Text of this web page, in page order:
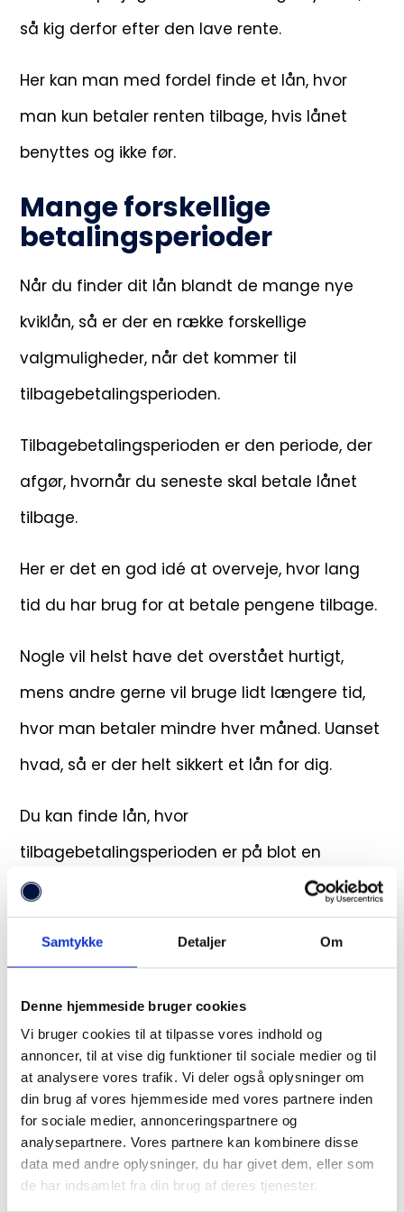
Samtykke Detaljer Om
Denne hjemmeside bruger cookies
Vi bruger cookies til at tilpasse vores indhold og
annoncer, til at vise dig funktioner til sociale medier og til
at analysere vores trafik. Vi deler også oplysninger om
din brug af vores hjemmeside med vores partnere inden
for sociale medier, annonceringspartnere og
analysepartnere. Vores partnere kan kombinere disse
data med andre oplysninger, du har givet dem, eller som
de har indsamlet fra din brug af deres tjenester.
så kig derfor efter den lave rente.
Her kan man med fordel finde et lån, hvor
man kun betaler renten tilbage, hvis lånet
benyttes og ikke før.
Mange forskellige
betalingsperioder
Når du finder dit lån blandt de mange nye
kviklån, så er der en række forskellige
valgmuligheder, når det kommer til
tilbagebetalingsperioden.
Tilbagebetalingsperioden er den periode, der
afgør, hvornår du seneste skal betale lånet
tilbage.
Her er det en god idé at overveje, hvor lang
tid du har brug for at betale pengene tilbage.
Nogle vil helst have det overstået hurtigt,
mens andre gerne vil bruge lidt længere tid,
hvor man betaler mindre hver måned. Uanset
hvad, så er der helt sikkert et lån for dig.
Du kan finde lån, hvor
tilbagebetalingsperioden er på blot en
måned, men du kan også finde peroder, der
løber over flere år.
Hvor finder man et nyt
kviklån?
Der findes mange steder på nettet, hvor man
kan finde nye kviklån. De forskellige
søgemaskiner opdeler lånene efter dine
behov, så du blot kan sortere efter dine behov.